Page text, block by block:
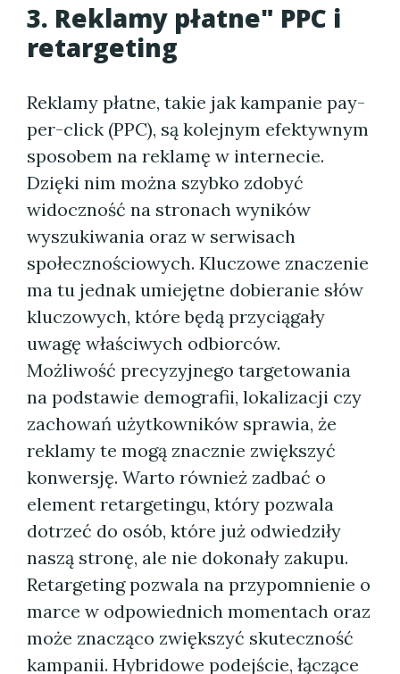
3. Reklamy płatne" PPC i
retargeting
Reklamy płatne, takie jak kampanie pay-
per-click (PPC), są kolejnym efektywnym
sposobem na reklamę w internecie.
Dzięki nim można szybko zdobyć
widoczność na stronach wyników
wyszukiwania oraz w serwisach
społecznościowych. Kluczowe znaczenie
ma tu jednak umiejętne dobieranie słów
kluczowych, które będą przyciągały
uwagę właściwych odbiorców.
Możliwość precyzyjnego targetowania
na podstawie demografii, lokalizacji czy
zachowań użytkowników sprawia, że
reklamy te mogą znacznie zwiększyć
konwersję. Warto również zadbać o
element retargetingu, który pozwala
dotrzeć do osób, które już odwiedziły
naszą stronę, ale nie dokonały zakupu.
Retargeting pozwala na przypomnienie o
marce w odpowiednich momentach oraz
może znacząco zwiększyć skuteczność
kampanii. Hybridowe podejście, łączące